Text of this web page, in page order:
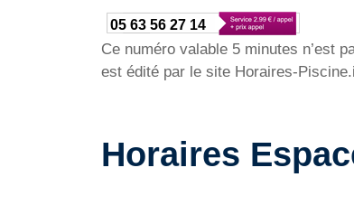
05 63 56 27 14
Ce numéro valable 5 minutes n’est
est édité par le site Horaires-
Horaires